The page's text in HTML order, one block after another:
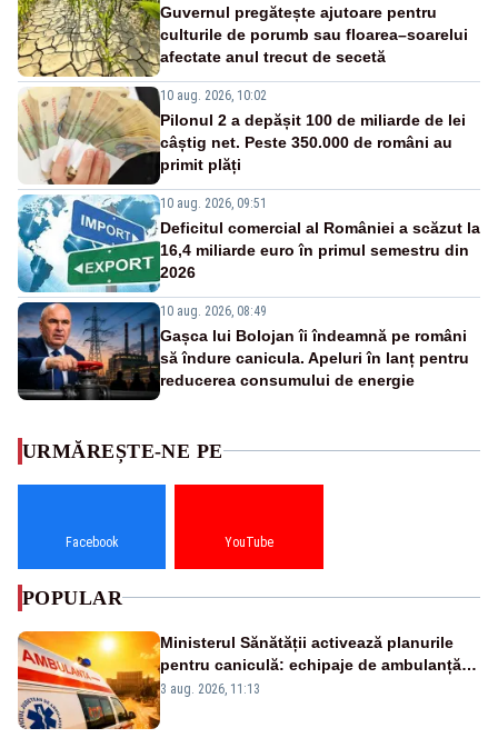
Guvernul pregătește ajutoare pentru
culturile de porumb sau floarea–soarelui
afectate anul trecut de secetă
10 aug. 2026, 10:02
Pilonul 2 a depășit 100 de miliarde de lei
câștig net. Peste 350.000 de români au
primit plăți
10 aug. 2026, 09:51
Deficitul comercial al României a scăzut la
16,4 miliarde euro în primul semestru din
2026
10 aug. 2026, 08:49
Gașca lui Bolojan îi îndeamnă pe români
să îndure canicula. Apeluri în lanț pentru
reducerea consumului de energie
URMĂREȘTE-NE PE
Facebook YouTube
POPULAR
Ministerul Sănătății activează planurile
pentru caniculă: echipaje de ambulanță
suplimentate, stocuri de medicamente
3 aug. 2026, 11:13